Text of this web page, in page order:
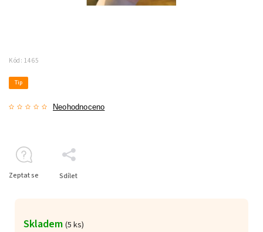
Kód: 1465
Tip
Neohodnoceno
Skladem (5 ks)
Zeptat se Sdílet